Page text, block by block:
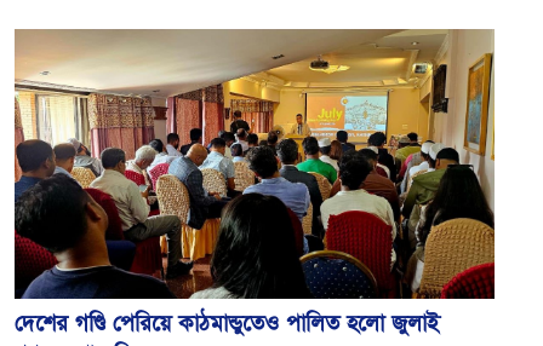
দেশের গণ্ডি পেরিয়ে কাঠমান্ডুতেও পালিত হলো জুলাই